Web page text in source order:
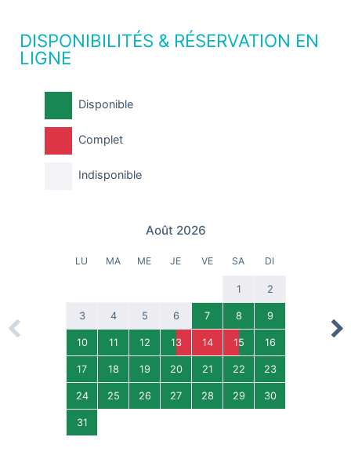
DISPONIBILITÉS & RÉSERVATION EN
LIGNE
Disponible
Complet
Indisponible
Previous
Août 2026
LU MA ME JE VE SA DI
1 2
3 4 5 6 7 8 9
10 11 12 13 14 15 16
17 18 19 20 21 22 23
24 25 26 27 28 29 30
31